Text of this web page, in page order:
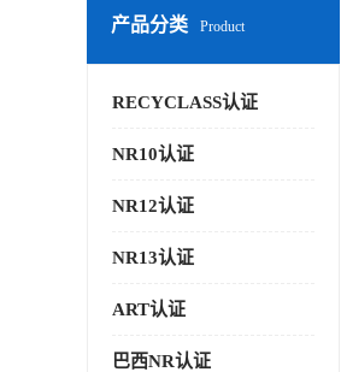
产品分类 Product
RECYCLASS认证
NR10认证
NR12认证
NR13认证
ART认证
巴西NR认证